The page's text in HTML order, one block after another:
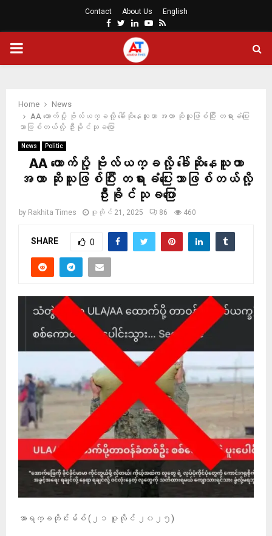
Contact About Us English
Facebook
Twitter
LinkedinYoutube
Rss
PRIMARY
Home
News
AA ထောက်ပို့ ဗိုလ်ယက္ခလို့ ခေါ်ဆိုနေသူဟာ အတာ ဆိုသူဖြစ်ပြီး တရားခံပြေး
သာဖြစ်တယ်လို့ ဦးခိုင်သုခပြော
News Politic
AA ထောက်ပို့ ဗိုလ်ယက္ခလို့ ခေါ်ဆိုနေသူဟာ
အတာ ဆိုသူဖြစ်ပြီး တရားခံပြေးသာဖြစ်တယ်လို့
ဦးခိုင်သုခပြော
by Rakhita Times ဇူလိုင် 21, 2025 86 460
SHARE 0
အာရက္ခတိုင်းမ်စ် (၂၁ ဇူလိုင် ၂၀၂၅)